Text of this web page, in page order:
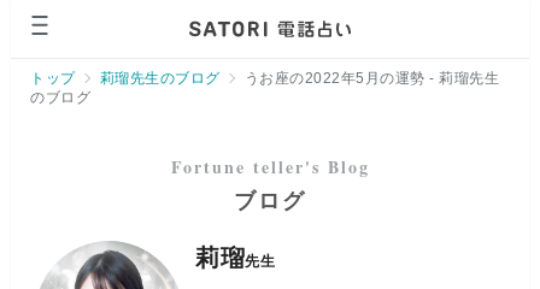
トップ 莉瑠先生のブログ
うお座の2022年5月の運勢 - 莉瑠先生
のブログ
ブログ
莉瑠先生